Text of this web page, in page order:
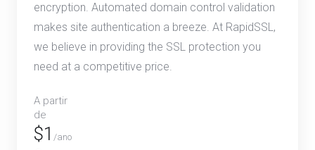
encryption. Automated domain control validation
makes site authentication a breeze. At RapidSSL,
we believe in providing the SSL protection you
need at a competitive price.
A partir
de
$1 /ano